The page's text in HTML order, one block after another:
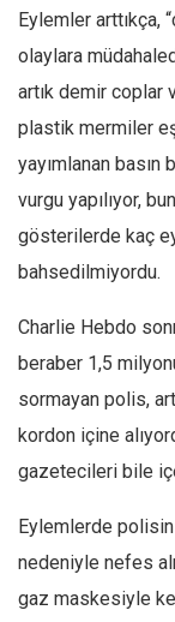
Eylemler arttıkça,
olaylara
artık demir coplar
plastik mermiler
yayımlanan basın
vurgu yapılıyor,
gösterilerde kaç
bahsedilmiyordu.
Charlie Hebdo
beraber 1,5
sormayan polis,
kordon içine
gazetecileri bile
Eylemlerde
nedeniyle nefes
gaz maskesiyle